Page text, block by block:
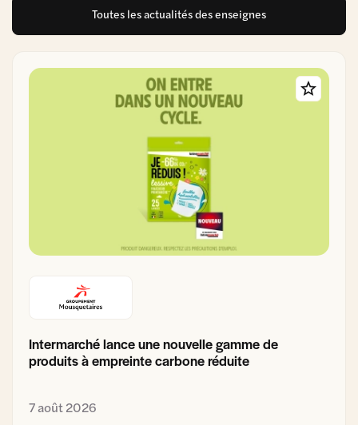
Toutes les actualités des enseignes
Intermarché lance une nouvelle gamme de
produits à empreinte carbone réduite
7 août 2026